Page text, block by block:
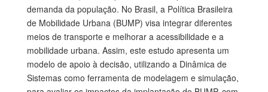
demanda da população. No Brasil, a Política Brasileira
de Mobilidade Urbana (BUMP) visa integrar diferentes
meios de transporte e melhorar a acessibilidade e a
mobilidade urbana. Assim, este estudo apresenta um
modelo de apoio à decisão, utilizando a Dinâmica de
Sistemas como ferramenta de modelagem e simulação,